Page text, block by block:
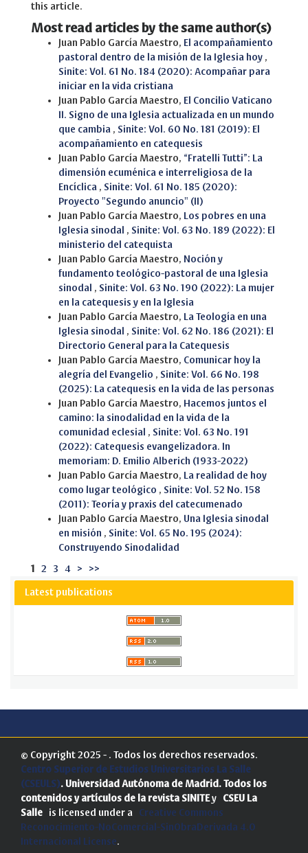
this article.
Most read articles by the same author(s)
Juan Pablo García Maestro, El acompañamiento
pastoral dentro de la misión de la Iglesia hoy ,
Sinite: Vol. 61 No. 184 (2020): Acompañar para
iniciar en la vida cristiana
Juan Pablo García Maestro, El Concilio Vaticano
II. Signo de una Iglesia actualizada en un mundo
que cambia , Sinite: Vol. 60 No. 181 (2019): El
acompañamiento en catequesis
Juan Pablo García Maestro, “Fratelli Tutti”: La
dimensión ecuménica e interreligiosa de la
Encíclica , Sinite: Vol. 61 No. 185 (2020):
Proyecto "Segundo anuncio" (II)
Juan Pablo García Maestro,
Los pobres en una
Iglesia sinodal , Sinite: Vol. 63 No. 189 (2022): El
ministerio del catequista
Juan Pablo García Maestro, Noción y
fundamento teológico-pastoral de una Iglesia
sinodal , Sinite: Vol. 63 No. 190 (2022): La mujer
en la catequesis y en la Iglesia
Juan Pablo García Maestro,
La Teología en una
Iglesia sinodal , Sinite: Vol. 62 No. 186 (2021): El
Directorio General para la Catequesis
Juan Pablo García Maestro, Comunicar hoy la
alegría del Evangelio , Sinite: Vol. 66 No. 198
(2025): La catequesis en la vida de las personas
Juan Pablo García Maestro, Hacemos juntos el
camino: la sinodalidad en la vida de la
comunidad eclesial , Sinite: Vol. 63 No. 191
(2022): Catequesis evangelizadora. In
memoriam: D. Emilio Alberich (1933-2022)
Juan Pablo García Maestro,
La realidad de hoy
como lugar teológico , Sinite: Vol. 52 No. 158
(2011): Teoría y praxis del catecumenado
Juan Pablo García Maestro, Una Iglesia sinodal
en misión , Sinite: Vol. 65 No. 195 (2024):
Construyendo Sinodalidad
1 2 3 4 > >>
Latest publications
© Copyright 2025 - . Todos los derechos reservados.
Centro Superior de Estudios Universitarios La Salle
(CSEULS). Universidad Autónoma de Madrid. Todos los
contenidos y artículos de la revista SINITEy CSEU La
Salle is licensed under a Creative Commons
Reconocimiento-NoComercial-SinObraDerivada 4.0
Internacional License.